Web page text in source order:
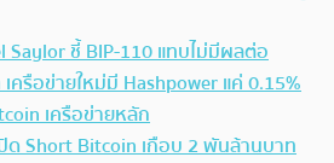
Saylor ชี้ BIP-110 แทบไม่มีผลต่อ
ครือข่ายใหม่มี Hashpower แค่ 0.15%
เครือข่ายหลัก
ด Short Bitcoin เกือบ 2 พันล้านบาท